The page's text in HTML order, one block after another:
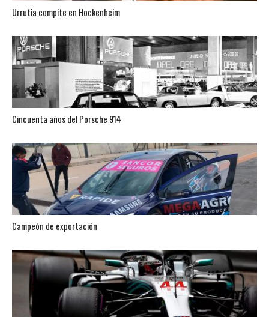
Urrutia compite en Hockenheim
Cincuenta años del Porsche 914
Campeón de exportación